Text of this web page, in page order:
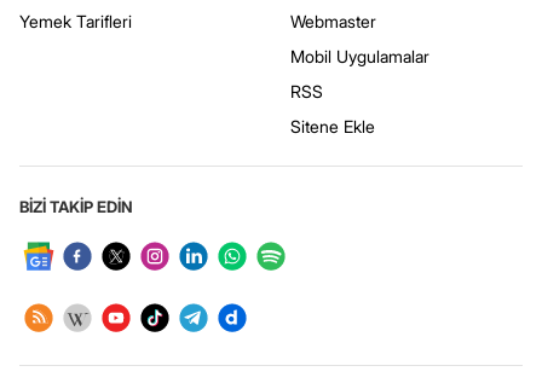
Yemek Tarifleri
Webmaster
Mobil Uygulamalar
RSS
Sitene Ekle
BİZİ TAKİP EDİN